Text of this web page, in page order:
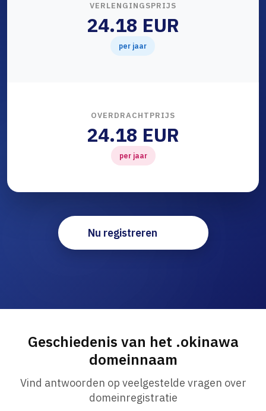
VERLENGINGSPRIJS
24.18 EUR
per jaar
OVERDRACHTPRIJS
24.18 EUR
per jaar
Nu registreren
Geschiedenis van het .okinawa
domeinnaam
Vind antwoorden op veelgestelde vragen over
domeinregistratie